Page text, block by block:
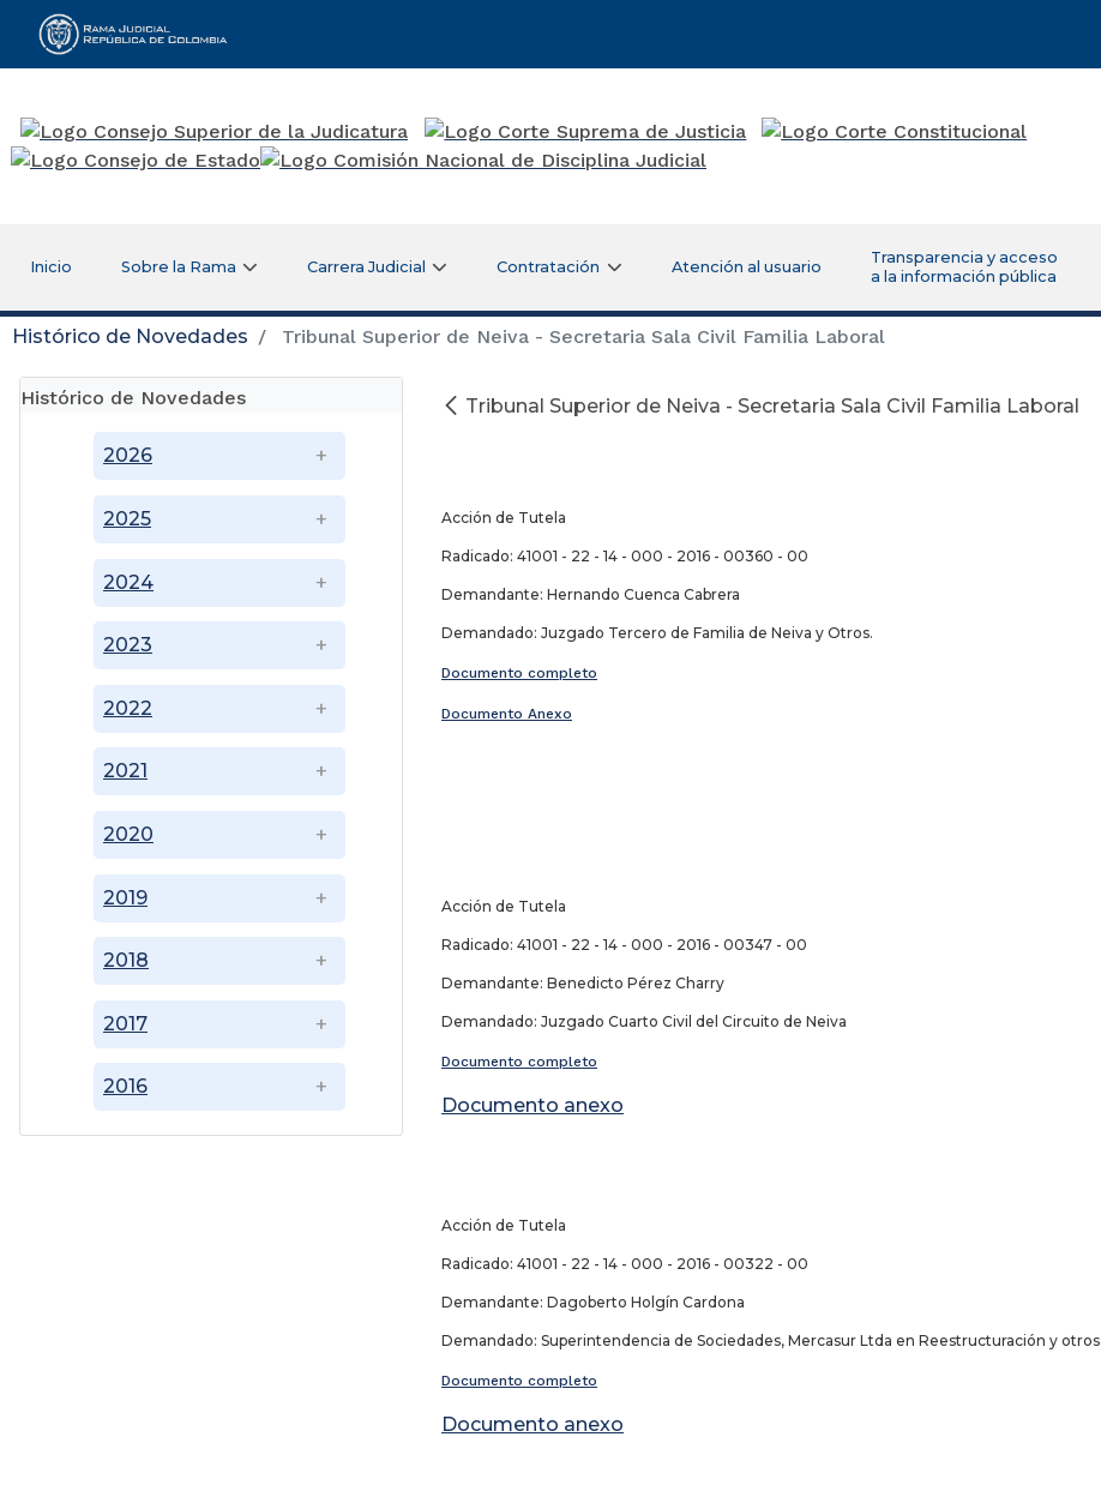
Rama Judicial
Inicio Sobre la Rama Carrera Judicial Contratación Atención al usuario
Transparencia y acceso
a la información pública
Histórico de Novedades Tribunal Superior de Neiva - Secretaria Sala Civil Familia Laboral
Histórico de Novedades
2016
2017
2018
2019
2020
2021
2022
2023
2024
2025
2026
Tribunal Superior de Neiva - Secretaria Sala Civil Familia Laboral
Acción de Tutela
Radicado: 41001 - 22 - 14 - 000 - 2016 - 00360 - 00
Demandante: Hernando Cuenca Cabrera
Demandado: Juzgado Tercero de Familia de Neiva y Otros.
Documento completo
Documento Anexo
Acción de Tutela
Radicado: 41001 - 22 - 14 - 000 - 2016 - 00347 - 00
Demandante: Benedicto Pérez Charry
Demandado: Juzgado Cuarto Civil del Circuito de Neiva
Documento completo
Documento anexo
Acción de Tutela
Radicado: 41001 - 22 - 14 - 000 - 2016 - 00322 - 00
Demandante: Dagoberto Holgín Cardona
Demandado: Superintendencia de Sociedades, Mercasur Ltda en Reestructuración y otros
Documento completo
Documento anexo